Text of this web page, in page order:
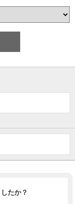
たか？